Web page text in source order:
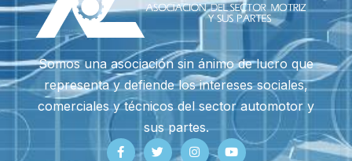
Somos una asociación sin ánimo de lucro que
representa y defiende los intereses sociales,
comerciales y técnicos del sector automotor y
sus partes.